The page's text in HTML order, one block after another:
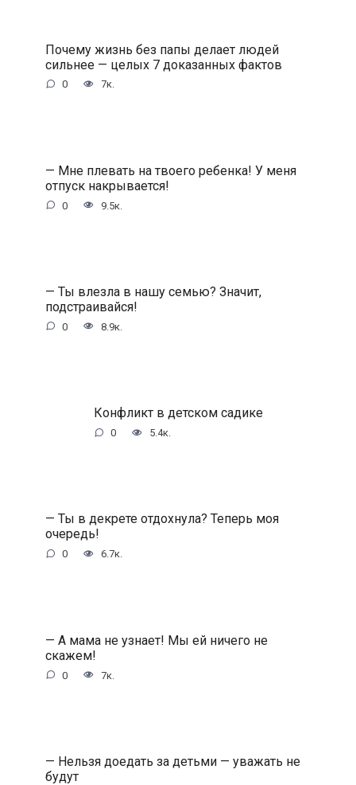
Почему жизнь без папы делает людей
сильнее — целых 7 доказанных фактов
0 7к.
— Мне плевать на твоего ребенка! У меня
отпуск накрывается!
0 9.5к.
— Ты влезла в нашу семью? Значит,
подстраивайся!
0 8.9к.
Конфликт в детском садике
0 5.4к.
— Ты в декрете отдохнула? Теперь моя
очередь!
0 6.7к.
— А мама не узнает! Мы ей ничего не
скажем!
0 7к.
— Нельзя доедать за детьми — уважать не
будут